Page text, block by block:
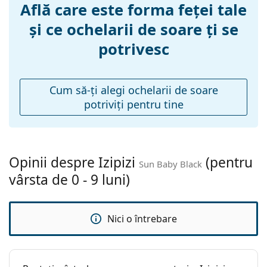
nazale:
Greutate:
85 g
Nu
Balama flexibilă: Nu
curățat:
Altele
0 - 9 luni
Categorie:
Ochelari de soare
Brand:
Izipizi
Află care este forma feței tale
și ce ochelarii de soare ți se
potrivesc
Cum să-ţi alegi ochelarii de soare
potriviţi pentru tine
Opinii despre Izipizi Sun Baby Black (pentru
vârsta de 0 - 9 luni)
Nici o întrebare